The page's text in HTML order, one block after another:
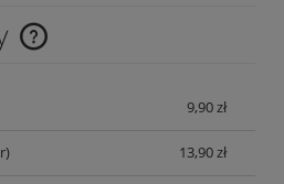
kosztów płatności
9,90 zł
13,90 zł